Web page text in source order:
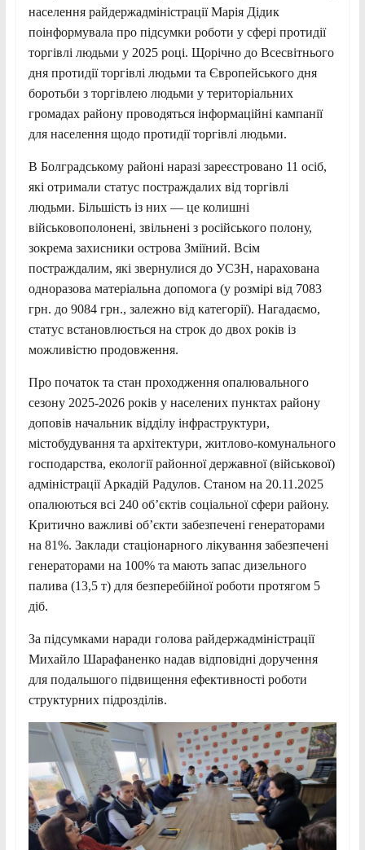
населення райдержадміністрації Марія Дідик
поінформувала про підсумки роботи у сфері протидії
торгівлі людьми у 2025 році. Щорічно до Всесвітнього
дня протидії торгівлі людьми та Європейського дня
боротьби з торгівлею людьми у територіальних
громадах району проводяться інформаційні кампанії
для населення щодо протидії торгівлі людьми.
В Болградському районі наразі зареєстровано 11 осіб,
які отримали статус постраждалих від торгівлі
людьми. Більшість із них — це колишні
військовополонені, звільнені з російського полону,
зокрема захисники острова Зміїний. Всім
постраждалим, які звернулися до УСЗН, нарахована
одноразова матеріальна допомога (у розмірі від 7083
грн. до 9084 грн., залежно від категорії). Нагадаємо,
статус встановлюється на строк до двох років із
можливістю продовження.
Про початок та стан проходження опалювального
сезону 2025-2026 років у населених пунктах району
доповів начальник відділу інфраструктури,
містобудування та архітектури, житлово-комунального
господарства, екології районної державної (військової)
адміністрації Аркадій Радулов. Станом на 20.11.2025
опалюються всі 240 об’єктів соціальної сфери району.
Критично важливі об’єкти забезпечені генераторами
на 81%. Заклади стаціонарного лікування забезпечені
генераторами на 100% та мають запас дизельного
палива (13,5 т) для безперебійної роботи протягом 5
діб.
За підсумками наради голова райдержадміністрації
Михайло Шарафаненко надав відповідні доручення
для подальшого підвищення ефективності роботи
структурних підрозділів.